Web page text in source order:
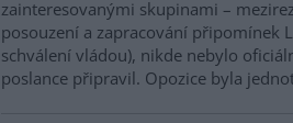
zainteresovanými skupinami –
posouzení a zapracování připomínek
schválení vládou), nikde nebylo
poslance připravil. Opozice byla